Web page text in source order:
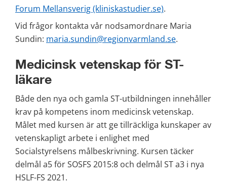
Forum Mellansverig (kliniskastudier.se).
Vid frågor kontakta vår nodsamordnare Maria
Sundin: maria.sundin@regionvarmland.se.
Medicinsk vetenskap för ST-
läkare
Både den nya och gamla ST-utbildningen innehåller
krav på kompetens inom medicinsk vetenskap.
Målet med kursen är att ge tillräckliga kunskaper av
vetenskapligt arbete i enlighet med
Socialstyrelsens målbeskrivning. Kursen täcker
delmål a5 för SOSFS 2015:8 och delmål ST a3 i nya
HSLF-FS 2021.